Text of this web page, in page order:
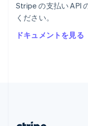
Stripe の支払い API
ください。
ドキュメントを見る
リヒテンシュタ
Deutsch
ルーマニア
English